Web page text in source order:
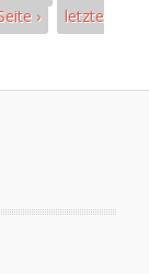
›
letzte